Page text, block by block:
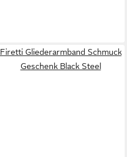
Firetti Gliederarmband Schmuck
Geschenk Black Steel